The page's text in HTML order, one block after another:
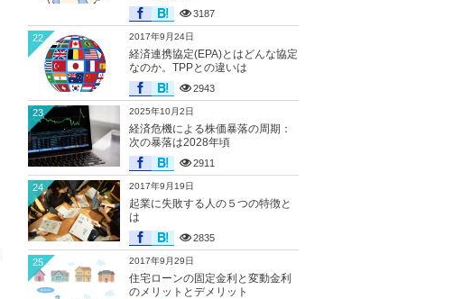
3187
2017年9月24日
経済連携協定(EPA)とはどんな協定
なのか。TPPとの違いは
2943
22
2025年10月2日
経済危機による株価暴落の周期：
次の暴落は2028年頃
2911
23
2017年9月19日
起業に失敗する人の５つの特徴と
は
2835
24
2017年9月29日
住宅ローンの固定金利と変動金利
のメリットとデメリット
25